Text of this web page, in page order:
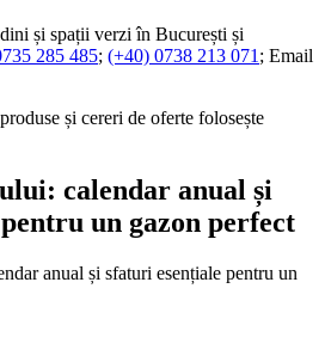
și spații verzi în București și
285 485; (+40) 0738 213 071 ; Email
și cereri de oferte folosește
calendar anual și
un gazon perfect